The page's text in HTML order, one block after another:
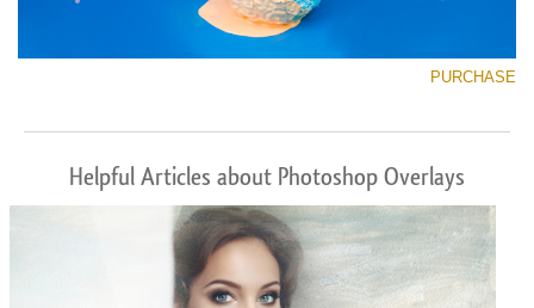
PURCHASE
Helpful Articles about Photoshop Overlays